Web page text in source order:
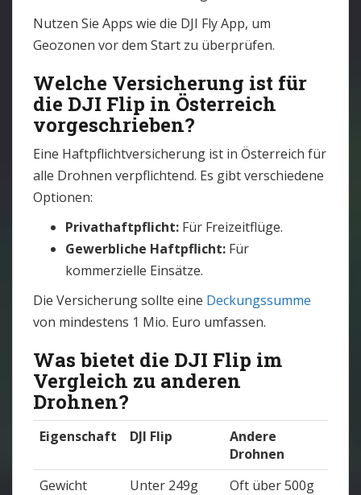
Nutzen Sie Apps wie die DJI Fly App, um
Geozonen vor dem Start zu überprüfen.
Welche Versicherung ist für
die DJI Flip in Österreich
vorgeschrieben?
Eine Haftpflichtversicherung ist in Österreich für
alle Drohnen verpflichtend. Es gibt verschiedene
Optionen:
Privathaftpflicht: Für Freizeitflüge.
Gewerbliche Haftpflicht: Für
kommerzielle Einsätze.
Die Versicherung sollte eine Deckungssumme
von mindestens 1 Mio. Euro umfassen.
Was bietet die DJI Flip im
Vergleich zu anderen
Drohnen?
Eigenschaft DJI Flip
Andere
Drohnen
Gewicht
Unter 249g
Oft über 500g